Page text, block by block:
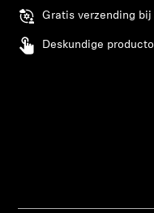
Sound Space
Gratis verzending
Deskundige